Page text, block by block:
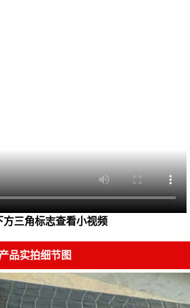
方三角标志查看小视频
产品实拍细节图